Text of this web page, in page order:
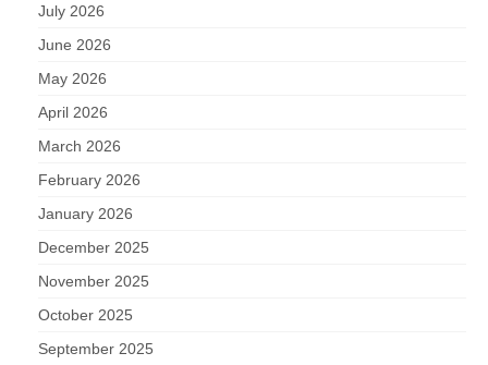
July 2026
June 2026
May 2026
April 2026
March 2026
February 2026
January 2026
December 2025
November 2025
October 2025
September 2025